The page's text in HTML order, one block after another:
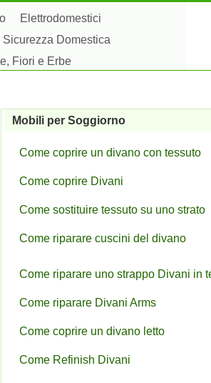
Elettrodomestici
Sicurezza Domestica
Fiori e Erbe
Mobili per Soggiorno
Come coprire un divano con tessuto
Come coprire Divani
Come sostituire tessuto su uno strato
Come riparare cuscini del divano
Come riparare uno strappo Divani in
Come riparare Divani Arms
Come coprire un divano letto
Come Refinish Divani